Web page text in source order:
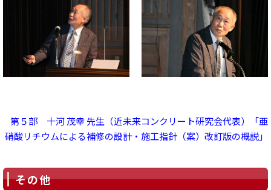
第５部 十河 茂幸 先生（近未来コンクリート研究会代表）「亜
硝酸リチウムによる補修の設計・施工指針（案）改訂版の概説」
その他